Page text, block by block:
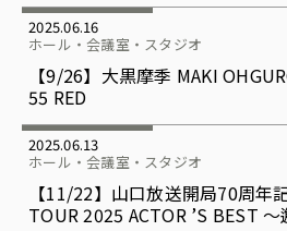
2025.06.16
ホール・会議室・スタジオ
【9/26】大黒摩季 MAKI
55 RED
2025.06.13
ホール・会議室・スタジオ
【11/22】山口放送開局70周
TOUR 2025 ACTOR ’S BEST